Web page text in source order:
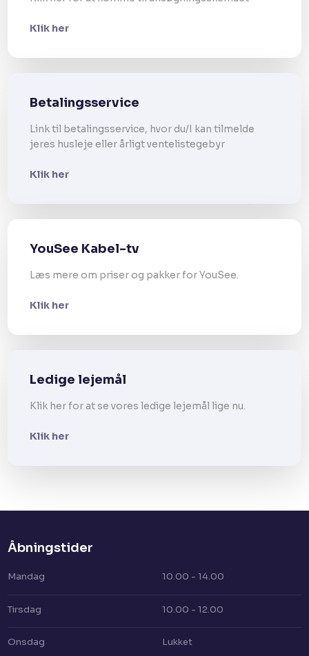
Klik her
Betalingsservice
Link til betalingsservice, hvor du/I kan tilmelde
jeres husleje eller årligt ventelistegebyr​
Klik her
YouSee Kabel-tv
Læs mere om priser og pakker for YouSee.
Klik her
Ledige lejemål
Klik her for at se vores ledige lejemål lige nu.
Klik her
Åbningstider​
Mandag 10.00 - 14.00
Tirsdag 10.00 - 12.00
Onsdag Lukket